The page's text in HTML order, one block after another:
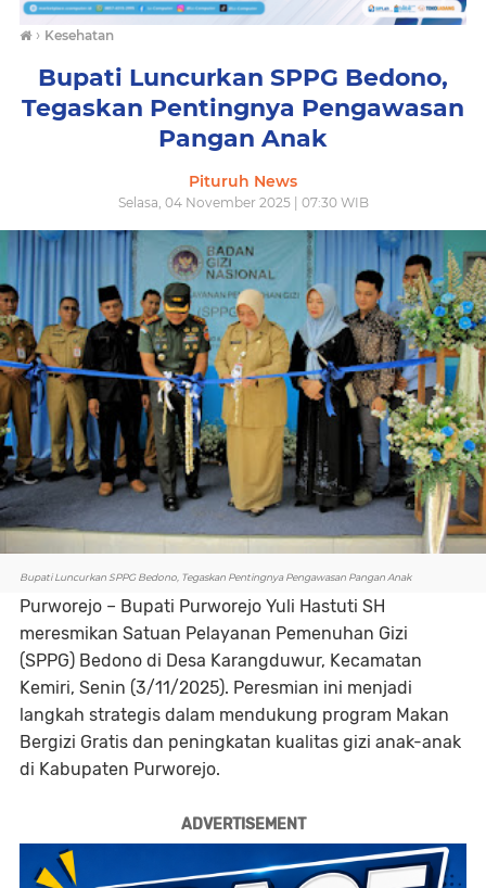
› Kesehatan
Bupati Luncurkan SPPG Bedono,
Tegaskan Pentingnya Pengawasan
Pangan Anak
Pituruh News
Selasa, 04 November 2025 | 07:30 WIB
Bupati Luncurkan SPPG Bedono, Tegaskan Pentingnya Pengawasan Pangan Anak
Purworejo – Bupati Purworejo Yuli Hastuti SH
meresmikan Satuan Pelayanan Pemenuhan Gizi
(SPPG) Bedono di Desa Karangduwur, Kecamatan
Kemiri, Senin (3/11/2025). Peresmian ini menjadi
langkah strategis dalam mendukung program Makan
Bergizi Gratis dan peningkatan kualitas gizi anak-anak
di Kabupaten Purworejo.
ADVERTISEMENT